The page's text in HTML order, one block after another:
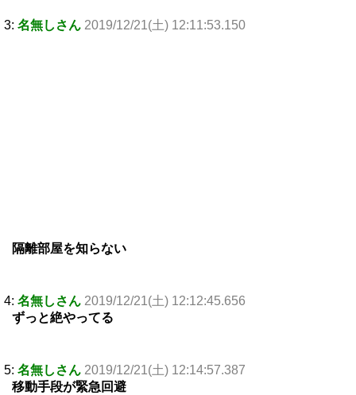
3: 名無しさん 2019/12/21(土) 12:11:53.150
隔離部屋を知らない
4: 名無しさん 2019/12/21(土) 12:12:45.656
ずっと絶やってる
5: 名無しさん 2019/12/21(土) 12:14:57.387
移動手段が緊急回避